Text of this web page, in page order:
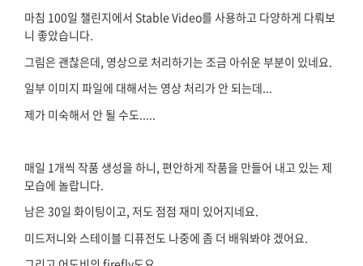
마침 100일 챌린지에서 Stable Video를 사용하고 다양하게 다뤄보
니 좋았습니다.
그림은 괜찮은데, 영상으로 처리하기는 조금 아쉬운 부분이 있네요.
일부 이미지 파일에 대해서는 영상 처리가 안 되는데...
제가 미숙해서 안 될 수도.....
매일 1개씩 작품 생성을 하니, 편안하게 작품을 만들어 내고 있는 제
모습에 놀랍니다.
남은 30일 화이팅이고, 저도 점점 재미 있어지네요.
미드저니와 스테이블 디퓨전도 나중에 좀 더 배워봐야 겠어요.